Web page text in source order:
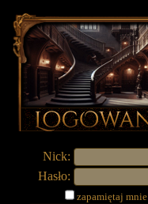
Nick:
Hasło:
zapamiętaj mnie